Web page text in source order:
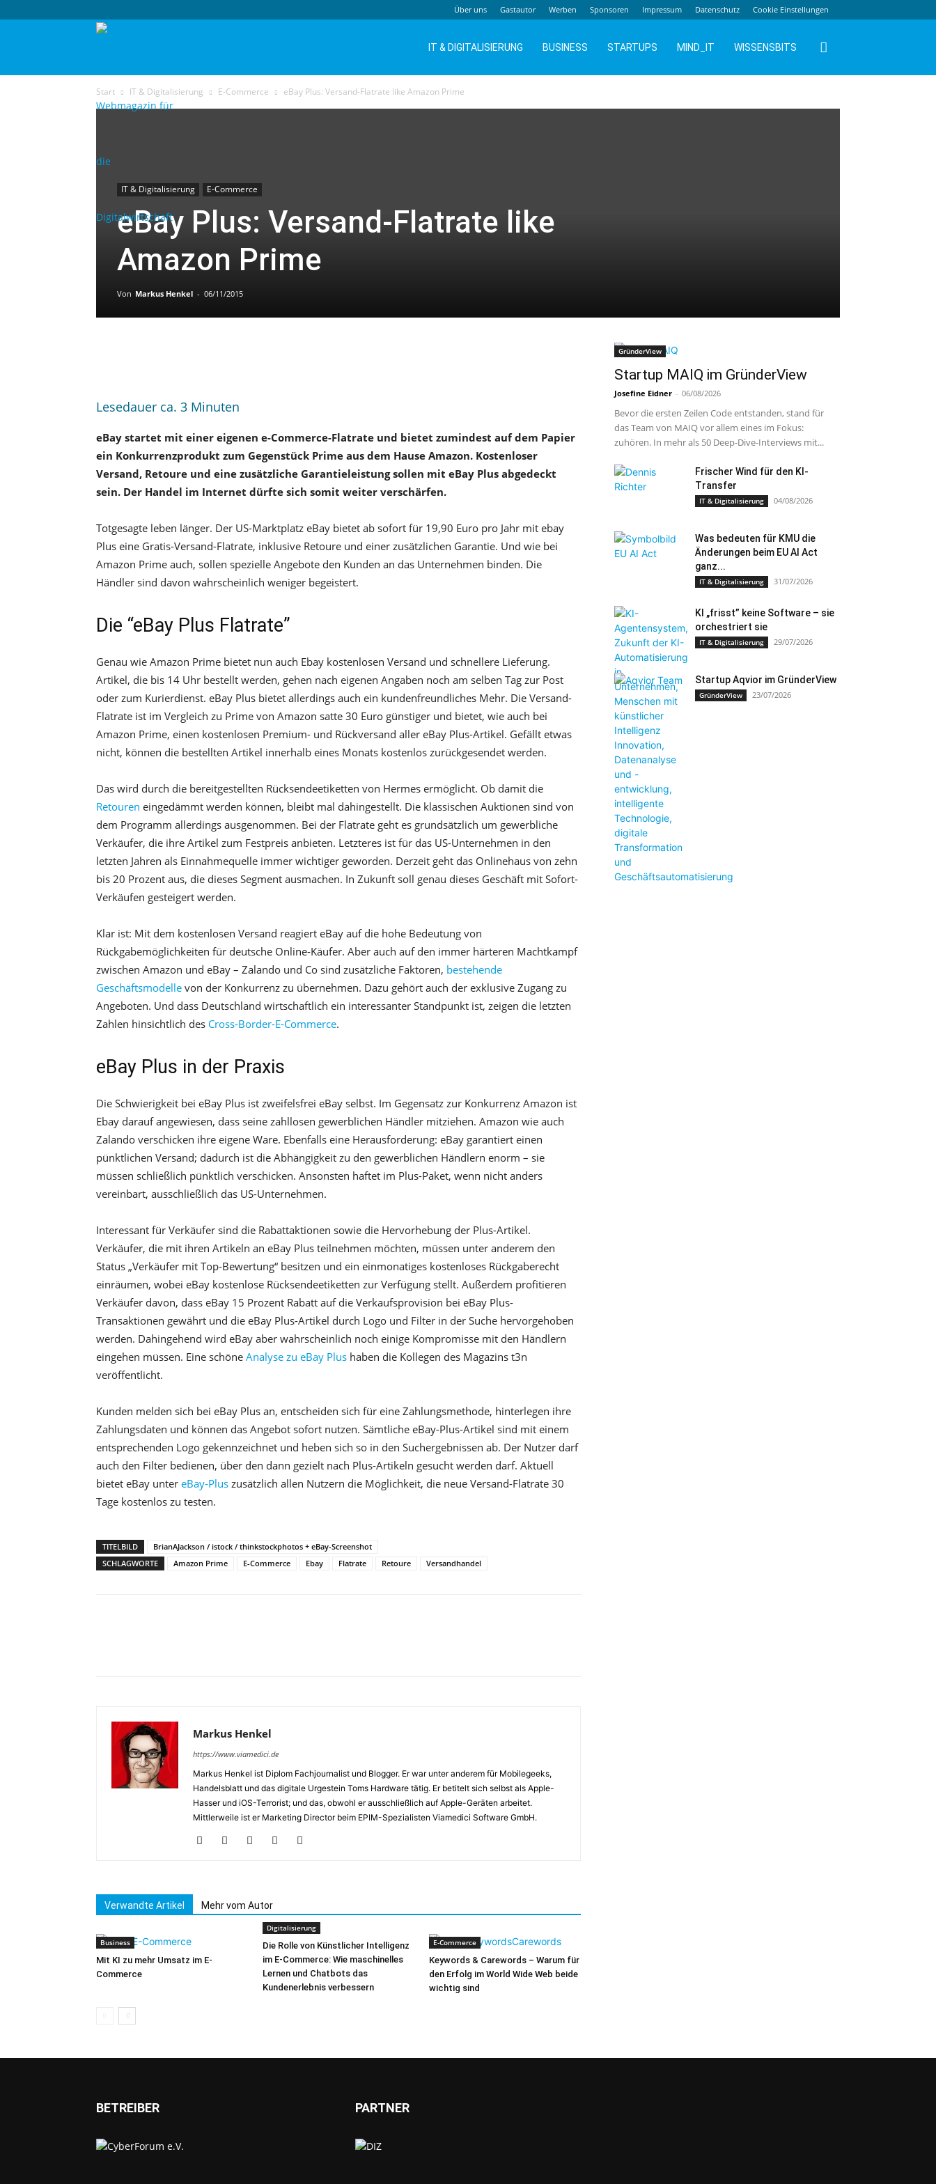
Über uns Gastautor Werben Sponsoren Impressum Datenschutz Cookie Einstellungen
IT & DIGITALISIERUNG BUSINESS STARTUPS MIND_IT WISSENSBITS
Start IT & Digitalisierung E-Commerce eBay Plus: Versand-Flatrate like Amazon Prime
IT & Digitalisierung E-Commerce
eBay Plus: Versand-Flatrate like
Amazon Prime
Von Markus Henkel - 06/11/2015
Lesedauer ca. 3 Minuten
eBay startet mit einer eigenen e-Commerce-Flatrate und bietet zumindest auf dem Papier
ein Konkurrenzprodukt zum Gegenstück Prime aus dem Hause Amazon. Kostenloser
Versand, Retoure und eine zusätzliche Garantieleistung sollen mit eBay Plus abgedeckt
sein. Der Handel im Internet dürfte sich somit weiter verschärfen.
Totgesagte leben länger. Der US-Marktplatz eBay bietet ab sofort für 19,90 Euro pro Jahr mit ebay
Plus eine Gratis-Versand-Flatrate, inklusive Retoure und einer zusätzlichen Garantie. Und wie bei
Amazon Prime auch, sollen spezielle Angebote den Kunden an das Unternehmen binden. Die
Händler sind davon wahrscheinlich weniger begeistert.
Die “eBay Plus Flatrate”
Genau wie Amazon Prime bietet nun auch Ebay kostenlosen Versand und schnellere Lieferung.
Artikel, die bis 14 Uhr bestellt werden, gehen nach eigenen Angaben noch am selben Tag zur Post
oder zum Kurierdienst. eBay Plus bietet allerdings auch ein kundenfreundliches Mehr. Die Versand-
Flatrate ist im Vergleich zu Prime von Amazon satte 30 Euro günstiger und bietet, wie auch bei
Amazon Prime, einen kostenlosen Premium- und Rückversand aller eBay Plus-Artikel. Gefällt etwas
nicht, können die bestellten Artikel innerhalb eines Monats kostenlos zurückgesendet werden.
Das wird durch die bereitgestellten Rücksendeetiketten von Hermes ermöglicht. Ob damit die
Retouren eingedämmt werden können, bleibt mal dahingestellt. Die klassischen Auktionen sind von
dem Programm allerdings ausgenommen. Bei der Flatrate geht es grundsätzlich um gewerbliche
Verkäufer, die ihre Artikel zum Festpreis anbieten. Letzteres ist für das US-Unternehmen in den
letzten Jahren als Einnahmequelle immer wichtiger geworden. Derzeit geht das Onlinehaus von zehn
bis 20 Prozent aus, die dieses Segment ausmachen. In Zukunft soll genau dieses Geschäft mit Sofort-
Verkäufen gesteigert werden.
Klar ist: Mit dem kostenlosen Versand reagiert eBay auf die hohe Bedeutung von
Rückgabemöglichkeiten für deutsche Online-Käufer. Aber auch auf den immer härteren Machtkampf
zwischen Amazon und eBay – Zalando und Co sind zusätzliche Faktoren, bestehende
Geschäftsmodelle von der Konkurrenz zu übernehmen. Dazu gehört auch der exklusive Zugang zu
Angeboten. Und dass Deutschland wirtschaftlich ein interessanter Standpunkt ist, zeigen die letzten
Zahlen hinsichtlich des Cross-Border-E-Commerce.
eBay Plus in der Praxis
Die Schwierigkeit bei eBay Plus ist zweifelsfrei eBay selbst. Im Gegensatz zur Konkurrenz Amazon ist
Ebay darauf angewiesen, dass seine zahllosen gewerblichen Händler mitziehen. Amazon wie auch
Zalando verschicken ihre eigene Ware. Ebenfalls eine Herausforderung: eBay garantiert einen
pünktlichen Versand; dadurch ist die Abhängigkeit zu den gewerblichen Händlern enorm – sie
müssen schließlich pünktlich verschicken. Ansonsten haftet im Plus-Paket, wenn nicht anders
vereinbart, ausschließlich das US-Unternehmen.
Interessant für Verkäufer sind die Rabattaktionen sowie die Hervorhebung der Plus-Artikel.
Verkäufer, die mit ihren Artikeln an eBay Plus teilnehmen möchten, müssen unter anderem den
Status „Verkäufer mit Top-Bewertung“ besitzen und ein einmonatiges kostenloses Rückgaberecht
einräumen, wobei eBay kostenlose Rücksendeetiketten zur Verfügung stellt. Außerdem profitieren
Verkäufer davon, dass eBay 15 Prozent Rabatt auf die Verkaufsprovision bei eBay Plus-
Transaktionen gewährt und die eBay Plus-Artikel durch Logo und Filter in der Suche hervorgehoben
werden. Dahingehend wird eBay aber wahrscheinlich noch einige Kompromisse mit den Händlern
eingehen müssen. Eine schöne Analyse zu eBay Plus haben die Kollegen des Magazins t3n
veröffentlicht.
Kunden melden sich bei eBay Plus an, entscheiden sich für eine Zahlungsmethode, hinterlegen ihre
Zahlungsdaten und können das Angebot sofort nutzen. Sämtliche eBay-Plus-Artikel sind mit einem
entsprechenden Logo gekennzeichnet und heben sich so in den Suchergebnissen ab. Der Nutzer darf
auch den Filter bedienen, über den dann gezielt nach Plus-Artikeln gesucht werden darf. Aktuell
bietet eBay unter eBay-Plus zusätzlich allen Nutzern die Möglichkeit, die neue Versand-Flatrate 30
Tage kostenlos zu testen.
TITELBILD
BrianAJackson / istock / thinkstockphotos + eBay-Screenshot
SCHLAGWORTE
Amazon Prime E-Commerce Ebay Flatrate Retoure Versandhandel
Markus Henkel
https://www.viamedici.de
Markus Henkel ist Diplom Fachjournalist und Blogger. Er war unter anderem für Mobilegeeks,
Handelsblatt und das digitale Urgestein Toms Hardware tätig. Er betitelt sich selbst als Apple-
Hasser und iOS-Terrorist; und das, obwohl er ausschließlich auf Apple-Geräten arbeitet.
Mittlerweile ist er Marketing Director beim EPIM-Spezialisten Viamedici Software GmbH.
Verwandte Artikel Mehr vom Autor
Business
Mit KI zu mehr Umsatz im E-
Commerce
Digitalisierung
Die Rolle von Künstlicher Intelligenz
im E-Commerce: Wie maschinelles
Lernen und Chatbots das
Kundenerlebnis verbessern
E-Commerce
Keywords & Carewords – Warum für
den Erfolg im World Wide Web beide
wichtig sind
GründerView
Startup MAIQ im GründerView
Josefine Eidner - 06/08/2026
Bevor die ersten Zeilen Code entstanden, stand für
das Team von MAIQ vor allem eines im Fokus:
zuhören. In mehr als 50 Deep-Dive-Interviews mit...
Frischer Wind für den KI-
Transfer
IT & Digitalisierung 04/08/2026
Was bedeuten für KMU die
Änderungen beim EU AI Act
ganz...
IT & Digitalisierung 31/07/2026
KI „frisst” keine Software – sie
orchestriert sie
IT & Digitalisierung 29/07/2026
Startup Aqvior im GründerView
GründerView 23/07/2026
BETREIBER PARTNER